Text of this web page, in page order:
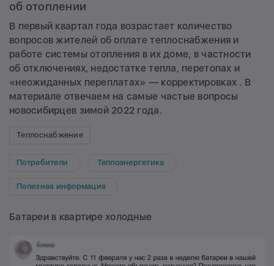
об отоплении
В первый квартал года возрастает количество
вопросов жителей об оплате теплоснабжения и
работе системы отопления в их доме, в частности
об отключениях, недостатке тепла, перетопах и
«неожиданных переплатах» — корректировках . В
материале отвечаем на самые частые вопросы
новосибирцев зимой 2022 года.
Теплоснабжение
Потребители Теплоэнергетика
Полезная информация
Батареи в квартире холодные